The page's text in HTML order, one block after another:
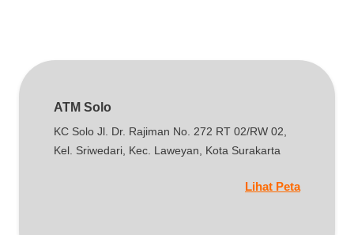
ATM Solo
KC Solo Jl. Dr. Rajiman No. 272 RT 02/RW 02,
Kel. Sriwedari, Kec. Laweyan, Kota Surakarta
Lihat Peta